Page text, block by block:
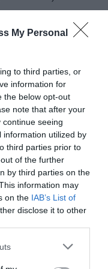
My Personal
to third parties, or
information for
the below opt-out
note that after your
seeing
information utilized by
third parties prior to
of the further
by third parties on the
information may
on the IAB’s List of
disclose it to other
cette voie
km
km
m
Données cartographiques
©2016 Google, Inst. Geogr.